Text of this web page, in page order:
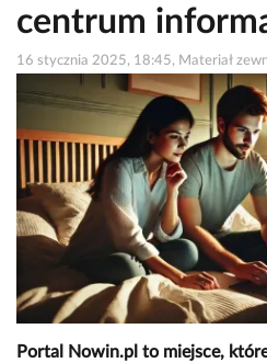
centrum
16 stycznia 2025, 18:45, Materiał
Portal Nowin.pl to miejsce,